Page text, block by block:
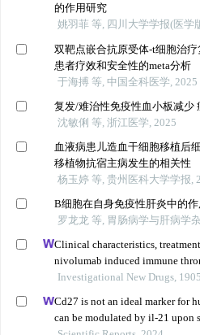
的作用研究
姚羽菲 等, 四川大学学报(医学
双靶点嵌合抗原受体-t细胞治
患者疗效和安全性的meta分析
于海搏 等, 中国全科医学, 2025
复发/难治性免疫性血小板减少
沈敏俐 等, 浙江医学, 2025
血液病患儿造血干细胞移植后
移植物抗宿主病发生的相关性
杨玉婷 等, 贵州医科大学学报,
B细胞在自身免疫性肝炎中的
罗龙龙 等, 胃肠病学与肝病学
Clinical characteristics,
nivolumab induced immune
Investigational New Drugs, 1905
Cd27 is not an ideal marker for
can be modulated by il-21 upon